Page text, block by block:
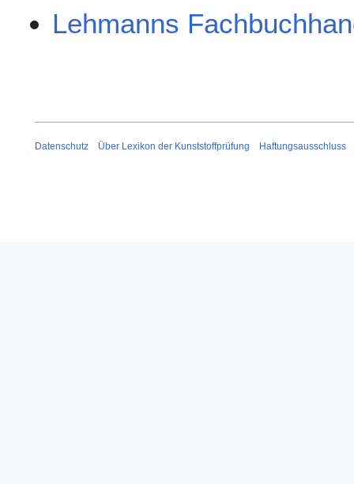
Lehmanns
Datenschutz Über Lexikon der Kunststoffprüfung Haftungsausschluss